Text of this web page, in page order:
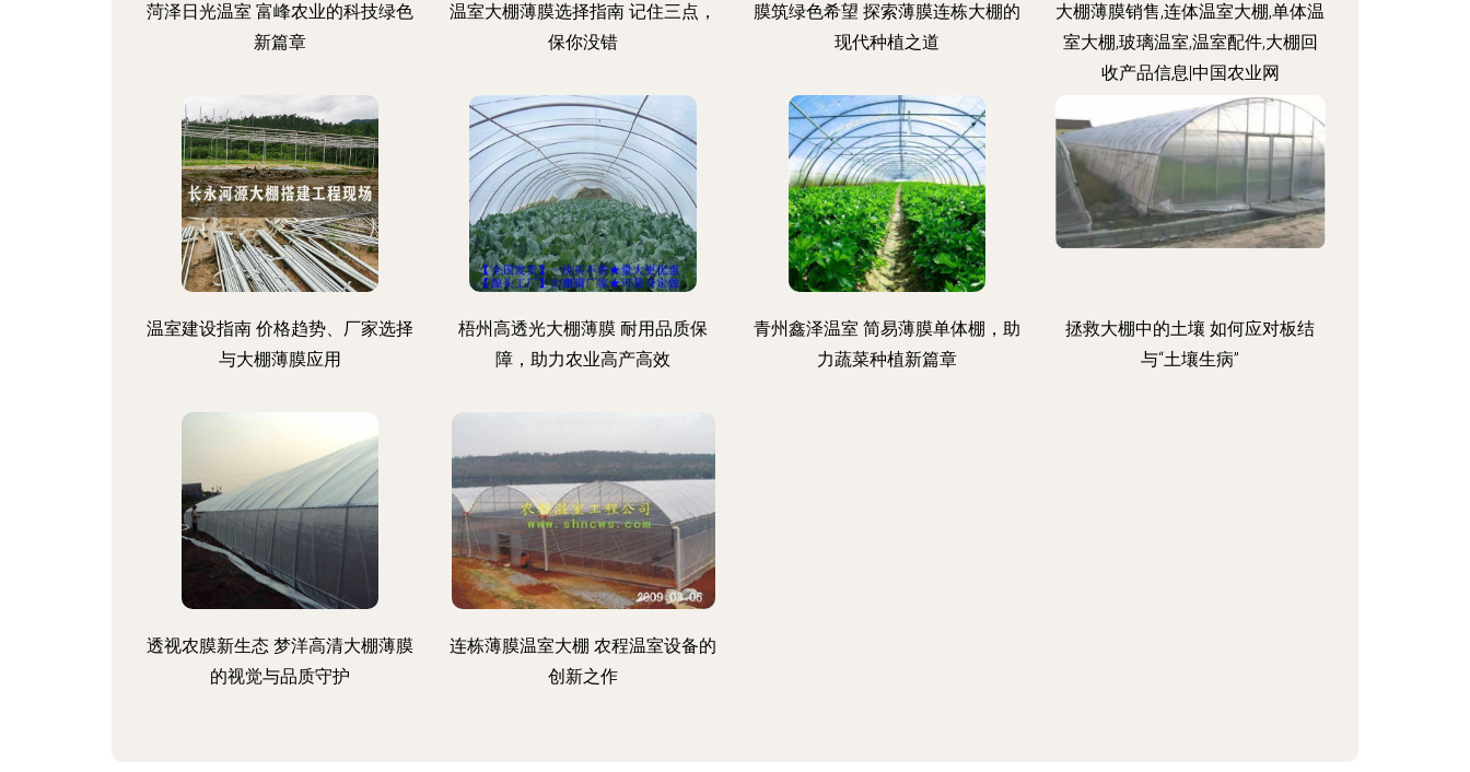
菏泽日光温室 富峰农业的科技绿色
新篇章
温室大棚薄膜选择指南 记住三点，
保你没错
膜筑绿色希望 探索薄膜连栋大棚的
现代种植之道
大棚薄膜销售,连体温室大棚,单体温
室大棚,玻璃温室,温室配件,大棚回
收产品信息|中国农业网
温室建设指南 价格趋势、厂家选择
与大棚薄膜应用
梧州高透光大棚薄膜 耐用品质保
障，助力农业高产高效
青州鑫泽温室 简易薄膜单体棚，助
力蔬菜种植新篇章
拯救大棚中的土壤 如何应对板结
与“土壤生病”
透视农膜新生态 梦洋高清大棚薄膜
的视觉与品质守护
连栋薄膜温室大棚 农程温室设备的
创新之作